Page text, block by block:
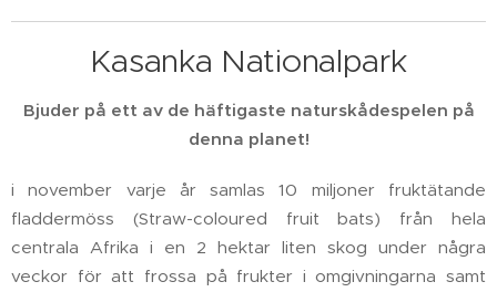
Kasanka Nationalpark
Bjuder på ett av de häftigaste naturskådespelen på
denna planet!
i november varje år samlas 10 miljoner fruktätande
fladdermöss (Straw-coloured fruit bats) från hela
centrala Afrika i en 2 hektar liten skog under några
veckor för att frossa på frukter i omgivningarna samt